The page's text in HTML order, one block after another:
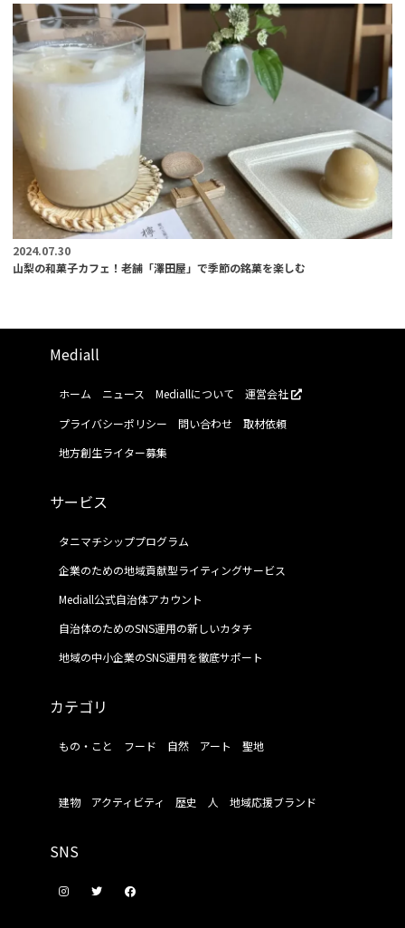
2024.07.30
山梨の和菓子カフェ！老舗「澤田屋」で季節の銘菓を楽しむ
Mediall
ホーム ニュース Mediallについて
運営会社
プライバシーポリシー
問い合わせ
取材依頼
地方創生ライター募集
サービス
タニマチシッププログラム
企業のための地域貢献型ライティングサービス
Mediall公式自治体アカウント
自治体のためのSNS運用の新しいカタチ
地域の中小企業のSNS運用を徹底サポート
カテゴリ
もの・こと フード 自然 アート 聖地
建物 アクティビティ 歴史 人 地域応援ブランド
SNS